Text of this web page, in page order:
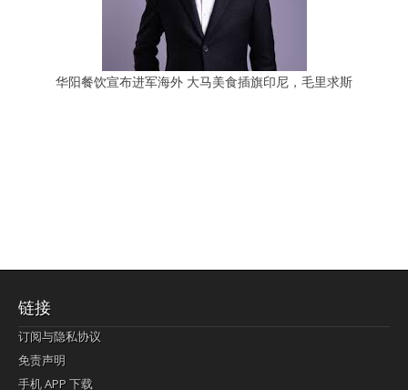
华阳餐饮宣布进军海外 大马美食插旗印尼，毛里求斯
链接
订阅与隐私协议
免责声明
手机 APP 下载